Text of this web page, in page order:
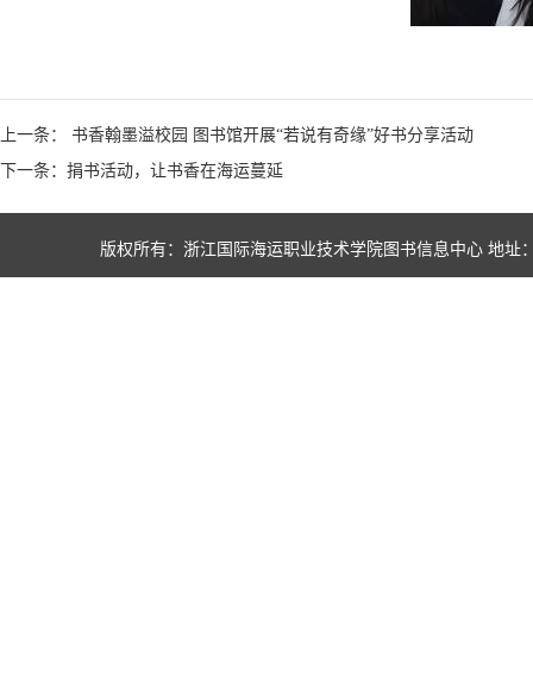
上一条： 书香翰墨溢校园 图书馆开展“若说有奇缘”好书分享活动
下一条：捐书活动，让书香在海运蔓延
版权所有：浙江国际海运职业技术学院图书信息中心 地